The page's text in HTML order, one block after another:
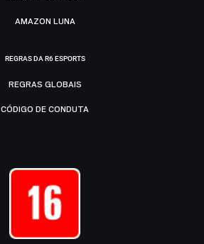
AMAZON LUNA
REGRAS DA R6 ESPORTS
REGRAS GLOBAIS
CÓDIGO DE CONDUTA